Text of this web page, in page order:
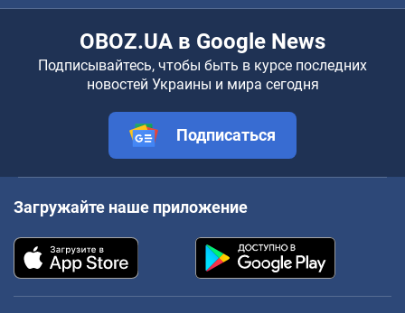
OBOZ.UA в Google News
Подписывайтесь, чтобы быть в курсе последних
новостей Украины и мира сегодня
Подписаться
Загружайте наше приложение